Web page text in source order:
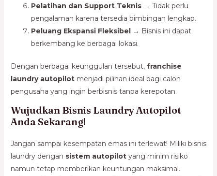
Pelatihan dan Support Teknis→ Tidak perlu
pengalaman karena tersedia bimbingan lengkap.
Peluang Ekspansi Fleksibel→ Bisnis ini dapat
berkembang ke berbagai lokasi.
Dengan berbagai keunggulan tersebut, franchise
laundry autopilotmenjadi pilihan ideal bagi calon
pengusaha yang ingin berbisnis tanpa kerepotan.
Wujudkan Bisnis Laundry Autopilot
Anda Sekarang!
Jangan sampai kesempatan emas ini terlewat! Miliki bisnis
laundry dengan sistem autopilotyang minim risiko
namun tetap memberikan keuntungan maksimal.